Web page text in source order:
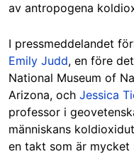
av antropogena
I pressmeddelandet
Emily Judd, en före
National Museum of
Arizona, och Jessica
professor i
människans
en takt som är mycket